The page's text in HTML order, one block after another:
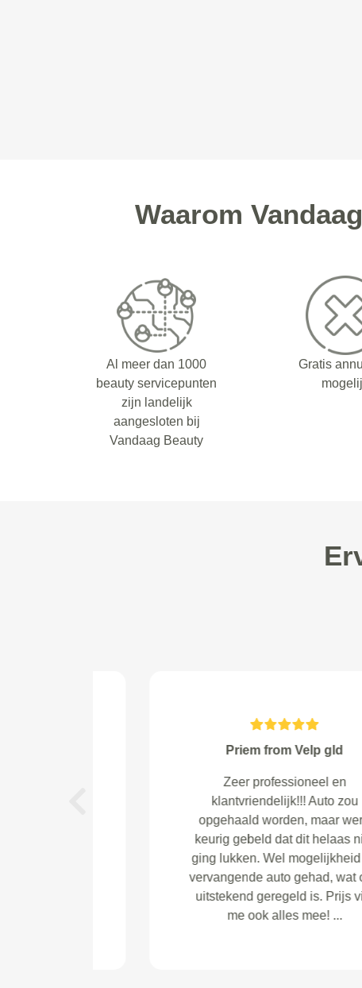
Waarom
Al meer dan 1000
beauty servicepunten
zijn landelijk
aangesloten bij
Vandaag Beauty
Gratis
Smit from 's-Gravenhage
APK laten doen via vandaag,
prima uitgevoerd, tevreden over
de service en de informatie via
vandaag